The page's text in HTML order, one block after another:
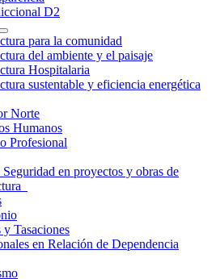
D2
para la comunidad
del ambiente y el paisaje
Hospitalaria
sustentable y eficiencia energética
Norte
Humanos
Profesional
en proyectos y obras de
y Tasaciones
en Relación de Dependencia